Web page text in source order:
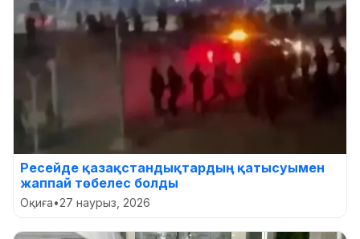
Ресейде қазақстандықтардың қатысуымен
жаппай төбелес болды
Оқиға•27 наурыз, 2026